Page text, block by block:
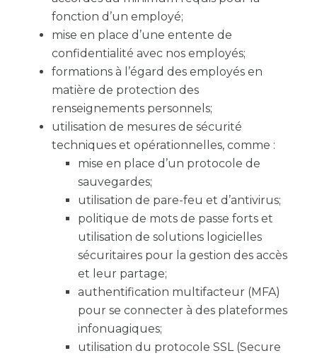
fonction d’un employé;
mise en place d’une entente de
confidentialité avec nos employés;
formations à l’égard des employés en
matière de protection des
renseignements personnels;
utilisation de mesures de sécurité
techniques et opérationnelles, comme :
mise en place d’un protocole de
sauvegardes;
utilisation de pare-feu et d’antivirus;
politique de mots de passe forts et
utilisation de solutions logicielles
sécuritaires pour la gestion des accès
et leur partage;
authentification multifacteur (MFA)
pour se connecter à des plateformes
infonuagiques;
utilisation du protocole SSL (Secure